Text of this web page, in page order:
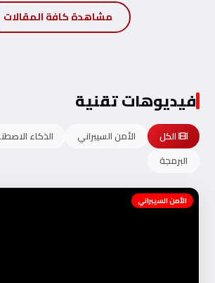
مشاهدة كافة المقالات
فيديوهات تقنية
الكل الأمن السيبراني الذكاء
البرمجة
الأمن السيبراني